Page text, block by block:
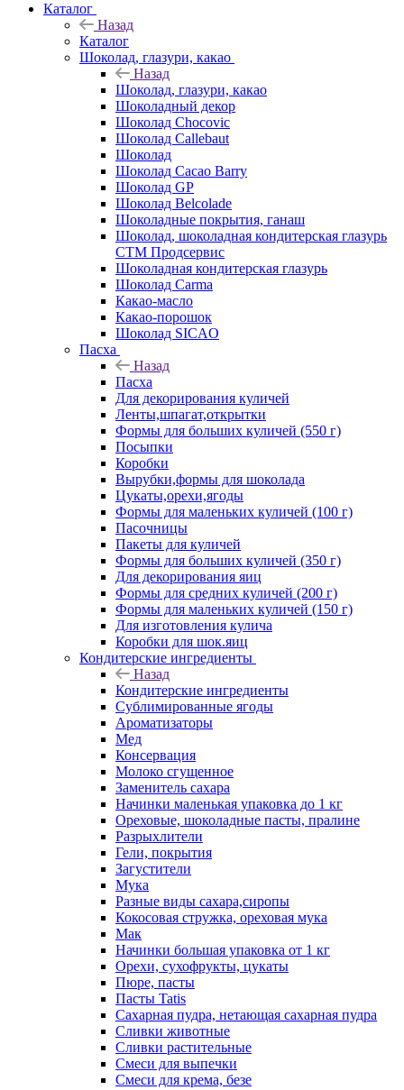
Каталог
Назад
Каталог
Шоколад, глазури, какао
Назад
Шоколад, глазури, какао
Шоколадный декор
Шоколад Chocovic
Шоколад Callebaut
Шоколад
Шоколад Cacao Barry
Шоколад GP
Шоколад Belcolade
Шоколадные покрытия, ганаш
Шоколад, шоколадная кондитерская глазурь
СТМ Продсервис
Шоколадная кондитерская глазурь
Шоколад Carma
Какао-масло
Какао-порошок
Шоколад SICAO
Пасха
Назад
Пасха
Для декорирования куличей
Ленты,шпагат,открытки
Формы для больших куличей (550 г)
Посыпки
Коробки
Вырубки,формы для шоколада
Цукаты,орехи,ягоды
Формы для маленьких куличей (100 г)
Пасочницы
Пакеты для куличей
Формы для больших куличей (350 г)
Для декорирования яиц
Формы для средних куличей (200 г)
Формы для маленьких куличей (150 г)
Для изготовления кулича
Коробки для шок.яиц
Кондитерские ингредиенты
Назад
Кондитерские ингредиенты
Сублимированные ягоды
Ароматизаторы
Мед
Консервация
Молоко сгущенное
Заменитель сахара
Начинки маленькая упаковка до 1 кг
Ореховые, шоколадные пасты, пралине
Разрыхлители
Гели, покрытия
Загустители
Мука
Разные виды сахара,сиропы
Кокосовая стружка, ореховая мука
Мак
Начинки большая упаковка от 1 кг
Орехи, сухофрукты, цукаты
Пюре, пасты
Пасты Tatis
Сахарная пудра, нетающая сахарная пудра
Сливки животные
Сливки растительные
Смеси для выпечки
Смеси для крема, безе